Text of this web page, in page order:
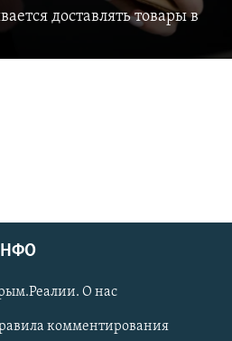
доставлять товары в
О нас
комментирования